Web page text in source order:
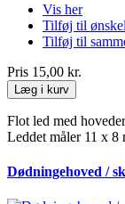
Vis her
Tilføj til
Tilføj til
Pris 15,00 kr.
Læg i kurv
Flot led med
Leddet måler 11 x 8
Dødningehoved /